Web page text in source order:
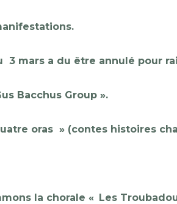
3 mars a du être annulé pour
Bacchus Group ».
oras » (contes histoires
la chorale « Les